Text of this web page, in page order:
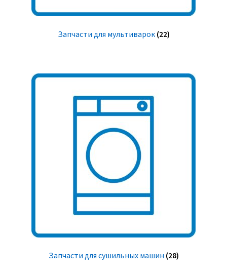
Запчасти для мультиварок (22)
Запчасти для сушильных машин (28)